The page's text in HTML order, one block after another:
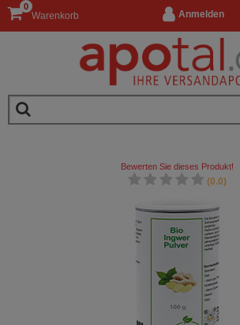
Anmelden
Warenkorb
0
Bewerten Sie dieses Produkt!
(0.0)